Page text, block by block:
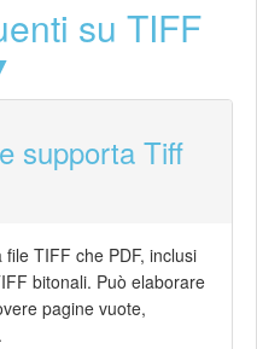
su TIFF
supporta Tiff
TIFF che PDF, inclusi
bitonali. Può elaborare
pagine vuote,